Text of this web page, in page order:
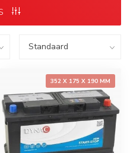
352 X 175 X 190 MM